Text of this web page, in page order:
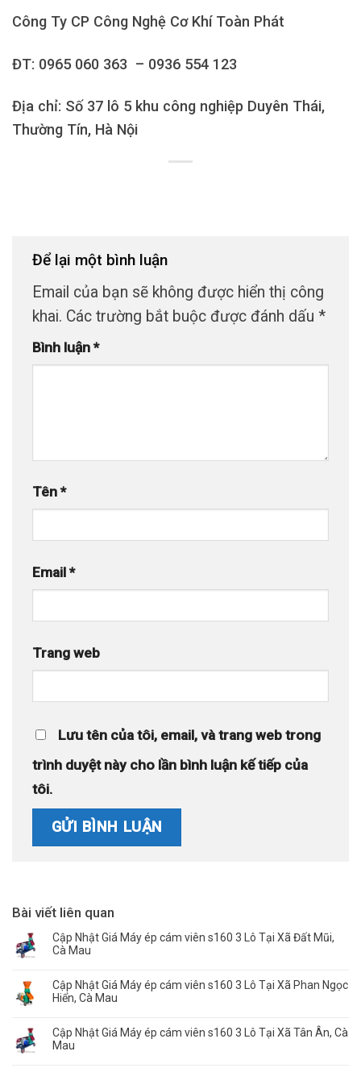
Công Ty CP Công Nghệ Cơ Khí Toàn Phát
ĐT: 0965 060 363 – 0936 554 123
Địa chỉ: Số 37 lô 5 khu công nghiệp Duyên Thái,
Thường Tín, Hà Nội
Để lại một bình luận
Email của bạn sẽ không được hiển thị công
khai. Các trường bắt buộc được đánh dấu *
Bình luận *
Tên *
Email *
Trang web
Lưu tên của tôi, email, và trang web trong
trình duyệt này cho lần bình luận kế tiếp của
tôi.
Bài viết liên quan
Cập Nhật Giá Máy ép cám viên s160 3 Lô Tại Xã Đất Mũi,
Cà Mau
Cập Nhật Giá Máy ép cám viên s160 3 Lô Tại Xã Phan Ngọc
Hiển, Cà Mau
Cập Nhật Giá Máy ép cám viên s160 3 Lô Tại Xã Tân Ân, Cà
Mau